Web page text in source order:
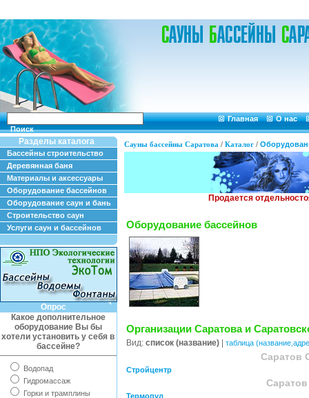
Поиск
Главная О нас
Разделы каталога
Бассейны строительство
Деревянная баня
Материалы и аксессуары
Оборудование бассейнов
Оборудование саун и бань
Строительство саун
Услуги саун и бассейнов
Опрос
Какое дополнительное
оборудование Вы бы
хотели установить у себя в
бассейне?
Водопад
Гидромассаж
Горки и трамплины
Сауны бассейны Саратова / Каталог /
Оборудование бассейнов
Организации Саратова и
Вид: список (название) таблица
Саратов
Стройцентр
Термопул